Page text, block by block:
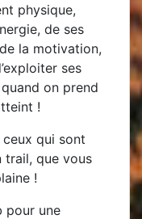
physique,
de ses
la motivation,
ses
on prend
!
ceux qui sont
trail, que vous
!
pour une